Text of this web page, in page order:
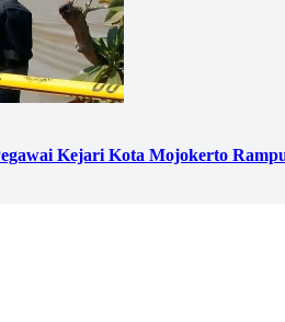
Kejari Kota Mojokerto